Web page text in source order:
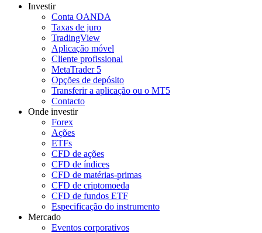
Investir
Conta OANDA
Taxas de juro
TradingView
Aplicação móvel
Cliente profissional
MetaTrader 5
Opções de depósito
Transferir a aplicação ou o MT5
Contacto
Onde investir
Forex
Ações
ETFs
CFD de ações
CFD de índices
CFD de matérias-primas
CFD de criptomoeda
CFD de fundos ETF
Especificação do instrumento
Mercado
Eventos corporativos